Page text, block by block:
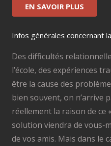
EN SAVOIR PLUS
Infos générales concernant
Des difficultés
l’école, des expériences
être la cause des
bien souvent, on n’arrive
réellement la raison de ce
solution viendra de vous-
de vos amis. Mais dans le